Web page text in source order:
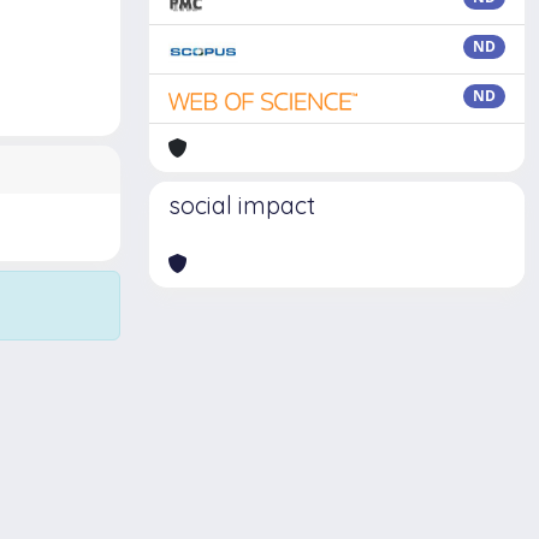
ND
ND
social impact